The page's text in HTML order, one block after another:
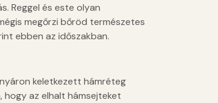
Reggel és este olyan
megőrzi bőröd természetes
ebben az időszakban.
keletkezett hámréteg
hogy az elhalt hámsejteket